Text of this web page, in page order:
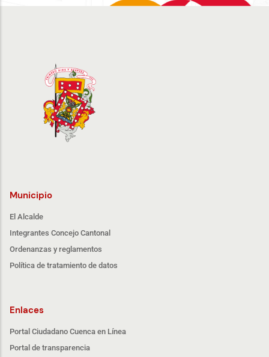
Municipio
El Alcalde
Integrantes Concejo Cantonal
Ordenanzas y reglamentos
Política de tratamiento de datos
Enlaces
Portal Ciudadano Cuenca en Línea
Portal de transparencia